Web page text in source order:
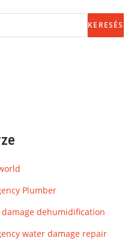
KERESÉS
Plumber
damage dehumidification
water damage repair